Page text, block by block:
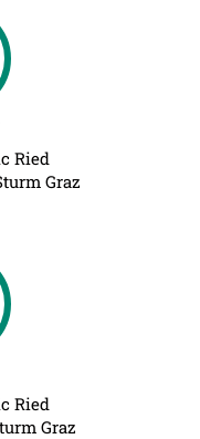
Ried
Graz
Ried
Graz